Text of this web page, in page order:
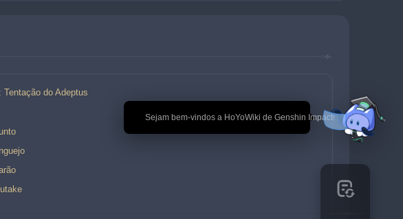
🎉 Sejam bem-vindos a HoYoWiki de Genshin Impact!
Tentação do Adeptus